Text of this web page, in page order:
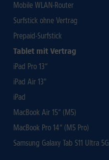
Mobile WLAN-Router
Surfstick ohne Vertrag
Prepaid-Surfstick
Tablet mit Vertrag
iPad Pro 13“
iPad Air 13"
iPad
MacBook Air 15“ (M5)
MacBook Pro 14“ (M5 Pro)
Samsung Galaxy Tab S11 Ultra 5G